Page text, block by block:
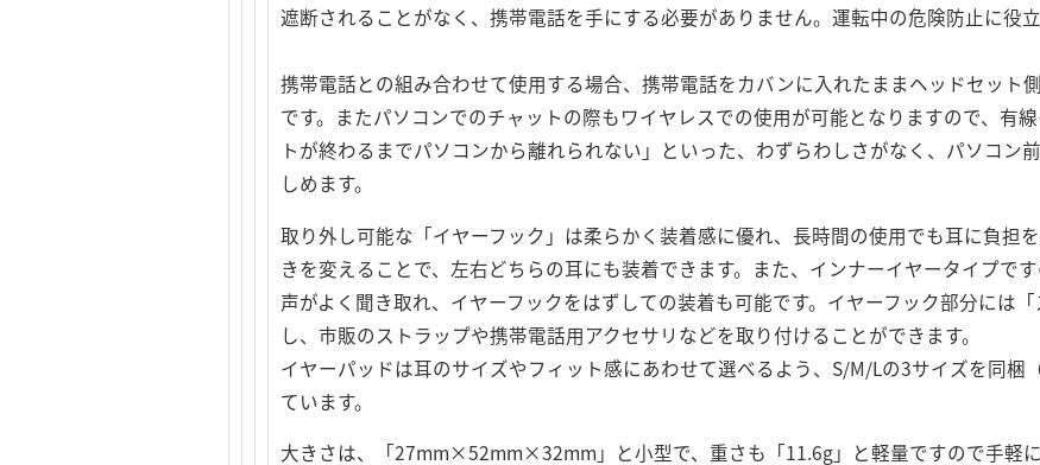
遮断されることがなく、携帯電話を手にする必要がありません。運転中の危険防止に役
携帯電話との組み合わせて使用する場合、携帯電話をカバンに入れたままヘッドセット
です。またパソコンでのチャットの際もワイヤレスでの使用が可能となりますので、有
トが終わるまでパソコンから離れられない」といった、わずらわしさがなく、パソコン
しめます。
取り外し可能な「イヤーフック」は柔らかく装着感に優れ、長時間の使用でも耳に負担
きを変えることで、左右どちらの耳にも装着できます。また、インナーイヤータイプで
声がよく聞き取れ、イヤーフックをはずしての装着も可能です。イヤーフック部分には
し、市販のストラップや携帯電話用アクセサリなどを取り付けることができます。
イヤーパッドは耳のサイズやフィット感にあわせて選べるよう、S/M/Lの3サイズを同梱
ています。
大きさは、「27mm×52mm×32mm」と小型で、重さも「11.6g」と軽量ですので手軽